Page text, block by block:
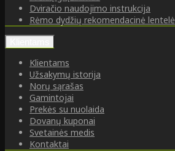
Dviračio naudojimo instrukcija
Rėmo dydžių rekomendacinė lentelė
Klientams
Užsakymų istorija
Norų sąrašas
Gamintojai
Prekės su nuolaida
Dovanų kuponai
Svetainės medis
Kontaktai